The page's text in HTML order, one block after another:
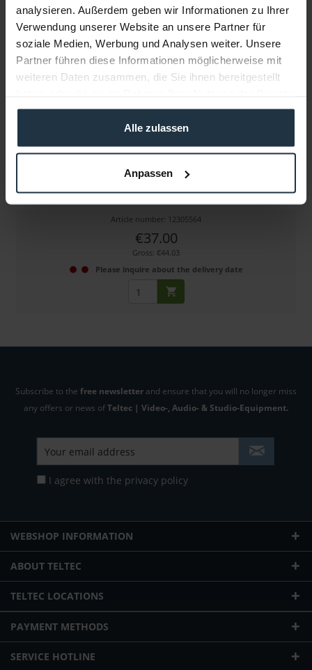
analysieren. Außerdem geben wir Informationen zu Ihrer
Verwendung unserer Website an unsere Partner für
soziale Medien, Werbung und Analysen weiter. Unsere
Partner führen diese Informationen möglicherweise mit
weiteren Daten zusammen, die Sie ihnen bereitgestellt
gesammelt haben.
Alle zulassen
Anpassen
More articles from +++ DoPchoice +++ look at
DoPchoice SBM11-SH Frontscreen Half für SNAPBAG
für 1x1 Softboxen
Article number: 12305564
€37.00
Gross: €44.03
Please inquire about the delivery date
Subscribe to the free newsletter and ensure that you will no longer miss
any offers or news ofTeltec | Video-, Audio- & Studio-Equipment.
I agree with the privacy policy
WEBSHOP INFORMATION
ABOUT TELTEC
TELTEC LOCATIONS
PAYMENT METHODS
SERVICE HOTLINE